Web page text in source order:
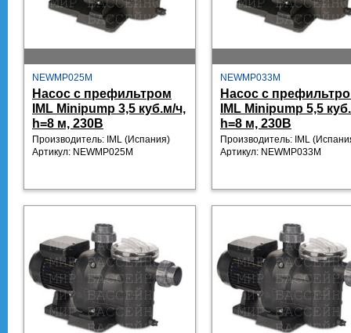
NEWMP025M
Насос с префильтром
IML Minipump 3,5 куб.м/ч,
h=8 м, 230В
Производитель: IML (Испания)
Артикул: NEWMP025M
NEWMP033M
Насос с
IML Minipump 5,5
h=8 м, 230В
Производитель: IML
Артикул: NEWMP033M